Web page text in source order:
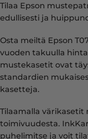
Tilaa Epson
edullisesti ja
Osta meiltä Epson
vuoden takuulla
mustekasetit ovat
standardien
kasetteja.
Tilaamalla värikasetit
toimivuudesta.
puhelimitse ja voit